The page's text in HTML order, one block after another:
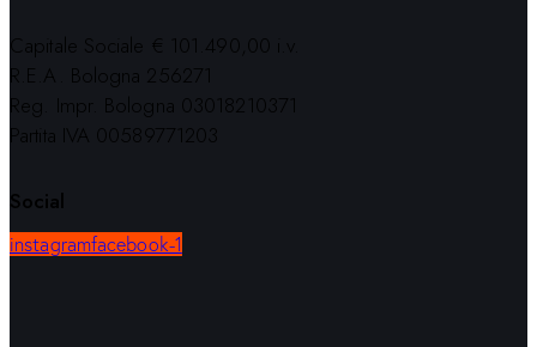
Capitale Sociale € 101.490,00 i.v.
R.E.A. Bologna 256271
Reg. Impr. Bologna 03018210371
Partita IVA 00589771203
Social
instagramfacebook-1